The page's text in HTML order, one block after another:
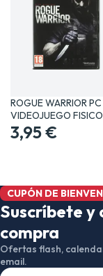
ROGUE WARRIOR PC
VIDEOJUEGO FISICO
PHYSICAL…
3,95 €
CUPÓN DE
Suscríbete y
compra
Ofertas flash,
email.